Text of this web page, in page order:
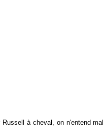
à cheval, on n'entend